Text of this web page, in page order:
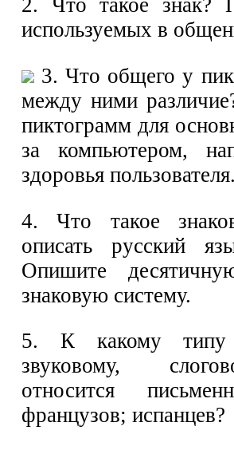
2. Что такое знак?
используемых в
3. Что общего у
между ними
пиктограмм для
за компьютером,
здоровья пользователя.
4. Что такое
описать русский
Опишите
знаковую систему.
5. К какому типу
звуковому,
относится
французов; испанцев?